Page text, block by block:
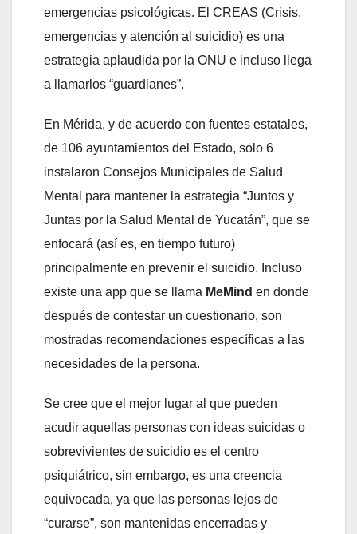
emergencias psicológicas. El CREAS (Crisis,
emergencias y atención al suicidio) es una
estrategia aplaudida por la ONU e incluso llega
a llamarlos “guardianes”.
En Mérida, y de acuerdo con fuentes estatales,
de 106 ayuntamientos del Estado, solo 6
instalaron Consejos Municipales de Salud
Mental para mantener la estrategia “Juntos y
Juntas por la Salud Mental de Yucatán”, que se
enfocará (así es, en tiempo futuro)
principalmente en prevenir el suicidio. Incluso
existe una app que se llama MeMind en donde
después de contestar un cuestionario, son
mostradas recomendaciones específicas a las
necesidades de la persona.
Se cree que el mejor lugar al que pueden
acudir aquellas personas con ideas suicidas o
sobrevivientes de suicidio es el centro
psiquiátrico, sin embargo, es una creencia
equivocada, ya que las personas lejos de
“curarse”, son mantenidas encerradas y